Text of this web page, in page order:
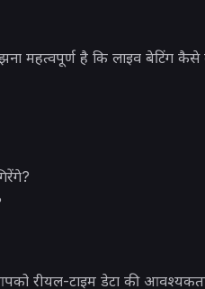
महत्वपूर्ण है कि लाइव बेटिंग
रीयल-टाइम डेटा की आवश्यकता